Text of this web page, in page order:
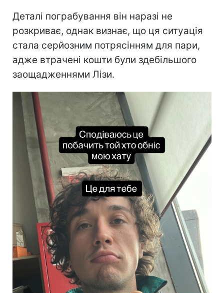
Деталі пограбування він наразі не
розкриває, однак визнає, що ця ситуація
стала серйозним потрясінням для пари,
адже втрачені кошти були здебільшого
заощадженнями Лізи.